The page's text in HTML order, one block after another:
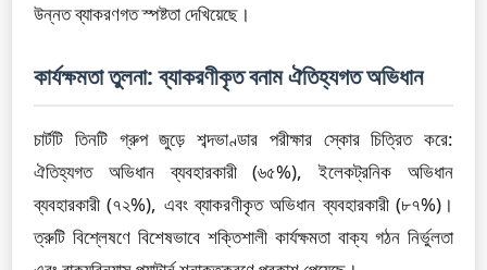
উন্নত ব্যাকরণগত স্পষ্টতা দেখিয়েছে।
কার্যক্ষমতা তুলনা: ব্যাকরণীকৃত বনাম ঐতিহ্যগত অভিধান
চার্টটি তিনটি গ্রুপ জুড়ে শব্দভাণ্ডার পরীক্ষার স্কোর চিত্রিত করে:
ঐতিহ্যগত অভিধান ব্যবহারকারী (৬৫%), ইলেকট্রনিক অভিধান
ব্যবহারকারী (৭২%), এবং ব্যাকরণীকৃত অভিধান ব্যবহারকারী (৮৭%)।
ত্রুটি বিশ্লেষণে বিশেষভাবে শক্তিশালী কার্যক্ষমতা বাক্য গঠন নির্ভুলতা